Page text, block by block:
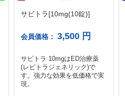
サビトラ[10mg(10錠)]
会員価格： 3,500 円
サビトラ 10mgはED治療薬
(レビトラジェネリック)で
す。強力な効果を低価格で実
現。